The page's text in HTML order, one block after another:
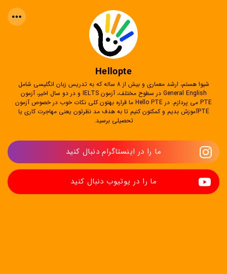
Hellopte
شیوا هستم، ارشد معماری و بیش از 8 ساله که به تدریس زبان انگلیسی شامل
General English در سطوح مختلف، آزمون IELTS و در دو سال اخیر، آزمون
PTE می پردازم. در Hello PTE ما قراره بهتون کلی نکات خوب در خصوص آزمون
PTEآموزش بدیم و کمکتون کنیم تا به هدف مد نظرتون یعنی مهاجرت کاری یا
تحصیلی برسید.
ما را در اینستاگرام دنبال کنید
ما را در یوتیوب دنبال کنید